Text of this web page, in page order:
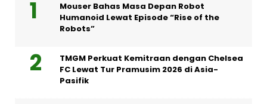
Mouser Bahas Masa Depan Robot
Humanoid Lewat Episode “Rise of the
Robots”
TMGM Perkuat Kemitraan dengan Chelsea
FC Lewat Tur Pramusim 2026 di Asia-
Pasifik